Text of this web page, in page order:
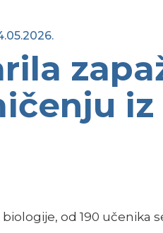
od 190 učenika